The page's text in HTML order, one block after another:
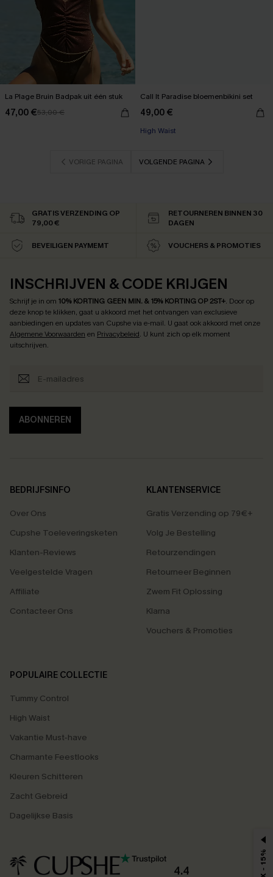
La Plage Bruin Badpak uit één stuk
47,00 €53,00 €
Call It Paradise bloemenbikini set
49,00 €
High Waist
VORIGE PAGINA VOLGENDE PAGINA
GRATIS VERZENDING OP
79,00 €
RETOURNEREN BINNEN 30
DAGEN
BEVEILIGEN PAYMEMT VOUCHERS & PROMOTIES
INSCHRIJVEN & CODE KRIJGEN
Schrijf je in om 10% KORTING GEEN MIN. & 15% KORTING OP 2ST+. Door op
deze knop te klikken, gaat u akkoord met het ontvangen van exclusieve
aanbiedingen en updates van Cupshe via e-mail. U gaat ook akkoord met onze
Algemene Voorwaarden en Privacybeleid. U kunt zich op elk moment
uitschrijven.
ABONNEREN
BEDRIJFSINFO
Over Ons
Cupshe Toeleveringsketen
Klanten-Reviews
Veelgestelde Vragen
Affiliate
Contacteer Ons
KLANTENSERVICE
Gratis Verzending op 79€+
Volg Je Bestelling
Retourzendingen
Retourneer Beginnen
Zwem Fit Oplossing
Klarna
Vouchers & Promoties
POPULAIRE COLLECTIE
Tummy Control
High Waist
Vakantie Must-have
Charmante Feestlooks
Kleuren Schitteren
Zacht Gebreid
Dagelijkse Basis
4.4